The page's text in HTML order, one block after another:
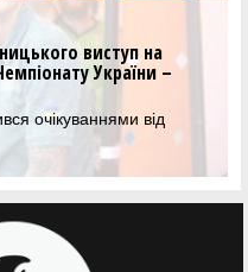
виступ на
України –
від